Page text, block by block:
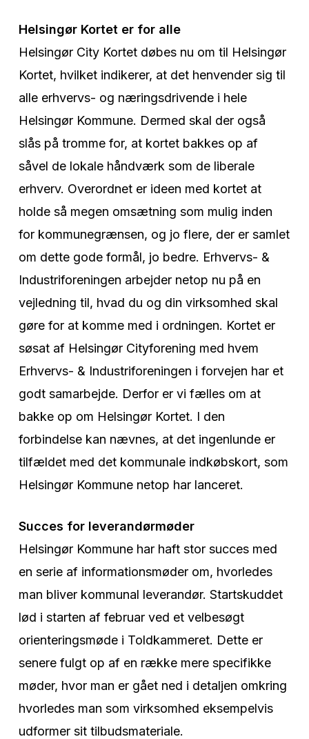
Helsingør Kortet er for alle
Helsingør City Kortet døbes nu om til Helsingør
Kortet, hvilket indikerer, at det henvender sig til
alle erhvervs- og næringsdrivende i hele
Helsingør Kommune. Dermed skal der også
slås på tromme for, at kortet bakkes op af
såvel de lokale håndværk som de liberale
erhverv. Overordnet er ideen med kortet at
holde så megen omsætning som mulig inden
for kommunegrænsen, og jo flere, der er samlet
om dette gode formål, jo bedre. Erhvervs- &
Industriforeningen arbejder netop nu på en
vejledning til, hvad du og din virksomhed skal
gøre for at komme med i ordningen. Kortet er
søsat af Helsingør Cityforening med hvem
Erhvervs- & Industriforeningen i forvejen har et
godt samarbejde. Derfor er vi fælles om at
bakke op om Helsingør Kortet. I den
forbindelse kan nævnes, at det ingenlunde er
tilfældet med det kommunale indkøbskort, som
Helsingør Kommune netop har lanceret.
Succes for leverandørmøder
Helsingør Kommune har haft stor succes med
en serie af informationsmøder om, hvorledes
man bliver kommunal leverandør. Startskuddet
lød i starten af februar ved et velbesøgt
orienteringsmøde i Toldkammeret. Dette er
senere fulgt op af en række mere specifikke
møder, hvor man er gået ned i detaljen omkring
hvorledes man som virksomhed eksempelvis
udformer sit tilbudsmateriale.